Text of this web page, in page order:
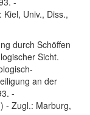
Univ., Diss.,
durch Schöffen
Sicht.
an der
-
- Zugl.: Marburg,